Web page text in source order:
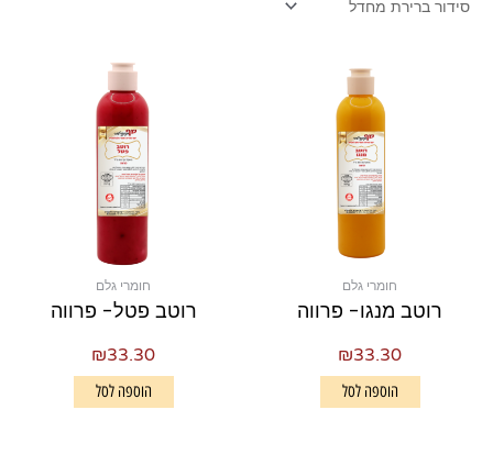
חומרי גלם
רוטב מנגו- פרווה
₪33.30
הוספה לסל
חומרי גלם
רוטב פטל- פרווה
₪33.30
הוספה לסל